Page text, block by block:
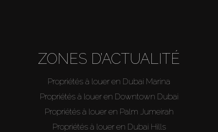
ZONES D’ACTUALITÉ
Propriétés à louer en Dubai Marina
Propriétés à louer en Downtown Dubai
Propriétés à louer en Palm Jumeirah
Propriétés à louer en Dubai Hills